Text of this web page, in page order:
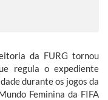
da FURG tornou
regula o expediente
durante os jogos da
Feminina da FIFA